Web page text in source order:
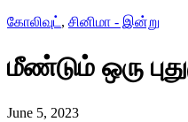
கோலிவுட் , சினிமா - இன்று
மீண்டும் ஒரு
June 5, 2023